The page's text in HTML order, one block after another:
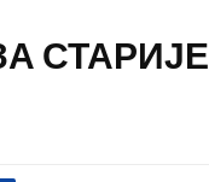
СТАРИЈЕ